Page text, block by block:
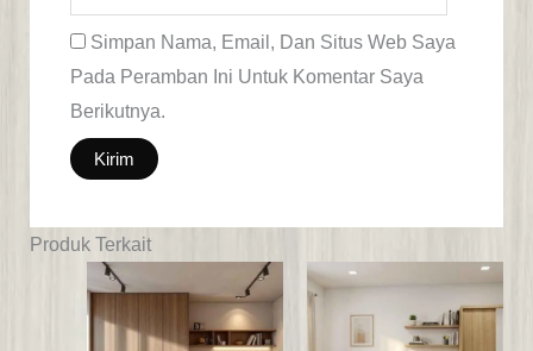
Simpan Nama, Email, Dan Situs Web Saya
Pada Peramban Ini Untuk Komentar Saya
Berikutnya.
Produk Terkait